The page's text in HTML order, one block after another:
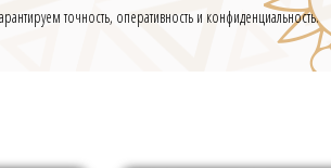
точность, оперативность и конфиденциальность.